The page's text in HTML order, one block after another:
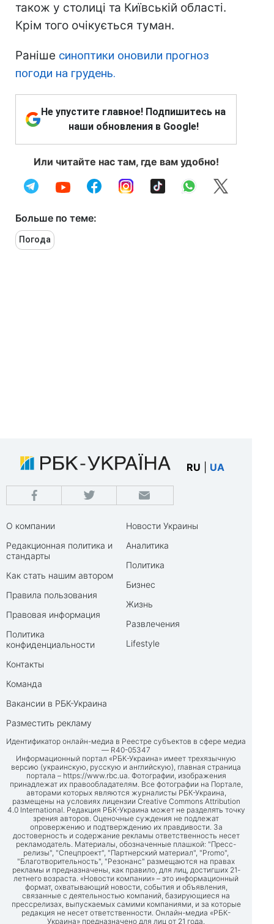
також у столиці та Київській області.
Крім того очікується туман.
Раніше синоптики оновили прогноз
погоди на грудень.
Не упустите главное! Подпишитесь на
наши обновления в Google!
Или читайте нас там, где вам удобно!
Больше по теме:
Погода
RU UA
О компании
Редакционная политика и
стандарты
Как стать нашим автором
Правила пользования
Правовая информация
Политика
конфиденциальности
Контакты
Команда
Вакансии в РБК-Украина
Разместить рекламу
Новости Украины
Аналитика
Политика
Бизнес
Жизнь
Развлечения
Lifestyle
Идентификатор онлайн-медиа в Реестре субъектов в сфере медиа
— R40-05347
Информационный портал «РБК-Украина» имеет трехязычную
версию (украинскую, русскую и английскую), главная страница
портала – https://www.rbc.ua. Фотографии, изображения
принадлежат их правообладателям. Все фотографии на Портале,
авторами которых являются журналисты РБК-Украина,
размещены на условиях лицензии Creative Commons Attribution
4.0 International. Редакция РБК-Украина может не разделять точку
зрения авторов. Оценочные суждения не подлежат
опровержению и подтверждению их правдивости. За
достоверность и содержание рекламы ответственность несет
рекламодатель. Материалы, обозначенные плашкой: "Пресс-
релизы", "Спецпроект", "Партнерский материал", "Promo",
"Благотворительность", "Резонанс" размещаются на правах
рекламы и предназначены, как правило, для лиц, достигших 21-
летнего возраста. «Новости компании» – это информационный
формат, охватывающий новости, события и объявления,
связанные с деятельностью компаний, базирующиеся на
прессрелизах, выпускаемых самими компаниями, и за которые
редакция не несет ответственности. Онлайн-медиа «РБК-
Украина» предназначено для лиц от 21 года.